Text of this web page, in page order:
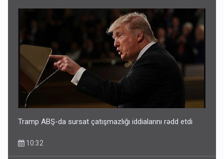
Tramp ABŞ-da sursat çatışmazlığı iddialarını rədd etdi
10:32